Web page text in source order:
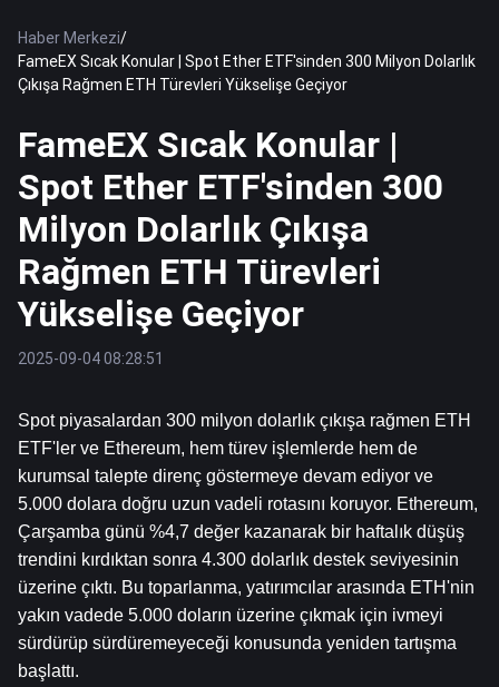
Haber Merkezi/
FameEX Sıcak Konular | Spot Ether ETF'sinden 300 Milyon Dolarlık
Çıkışa Rağmen ETH Türevleri Yükselişe Geçiyor
FameEX Sıcak Konular |
Spot Ether ETF'sinden 300
Milyon Dolarlık Çıkışa
Rağmen ETH Türevleri
Yükselişe Geçiyor
2025-09-04 08:28:51
Spot piyasalardan 300 milyon dolarlık çıkışa rağmen ETH
ETF'ler ve Ethereum, hem türev işlemlerde hem de
kurumsal talepte direnç göstermeye devam ediyor ve
5.000 dolara doğru uzun vadeli rotasını koruyor. Ethereum,
Çarşamba günü %4,7 değer kazanarak bir haftalık düşüş
trendini kırdıktan sonra 4.300 dolarlık destek seviyesinin
üzerine çıktı. Bu toparlanma, yatırımcılar arasında ETH'nin
yakın vadede 5.000 doların üzerine çıkmak için ivmeyi
sürdürüp sürdüremeyeceği konusunda yeniden tartışma
başlattı.